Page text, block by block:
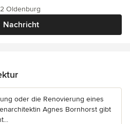
Nachricht
Oldenburg
oder die Renovierung eines
Agnes Bornhorst gibt